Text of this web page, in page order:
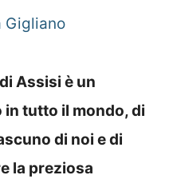
Gigliano
Assisi è un
tutto il mondo, di
di noi e di
la preziosa